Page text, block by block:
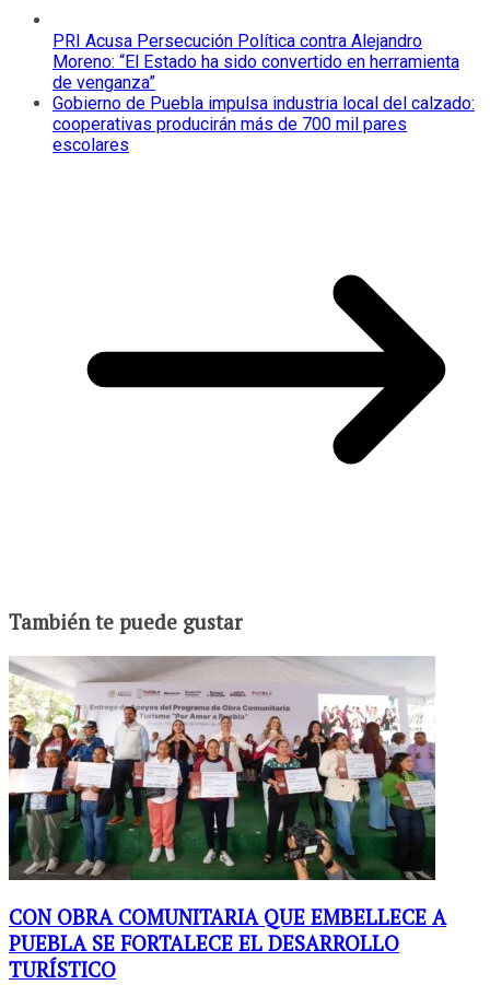
PRI Acusa Persecución Política contra Alejandro
Moreno: “El Estado ha sido convertido en herramienta
de venganza”
Gobierno de Puebla impulsa industria local del calzado:
cooperativas producirán más de 700 mil pares
escolares
También te puede gustar
CON OBRA COMUNITARIA QUE EMBELLECE A
PUEBLA SE FORTALECE EL DESARROLLO
TURÍSTICO